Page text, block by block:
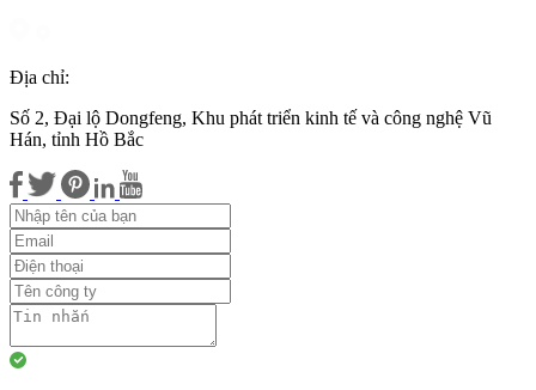
Địa chỉ:
Số 2, Đại lộ Dongfeng, Khu phát triển kinh tế và công nghệ Vũ
Hán, tỉnh Hồ Bắc